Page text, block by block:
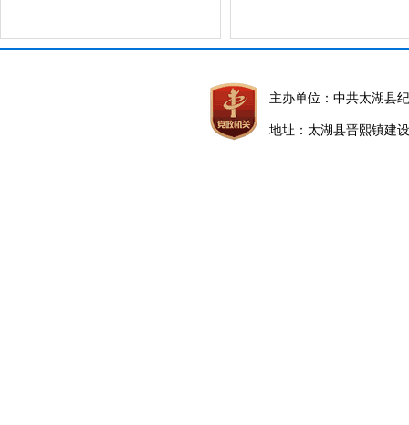
主办单位：中共太湖县
地址：太湖县晋熙镇建